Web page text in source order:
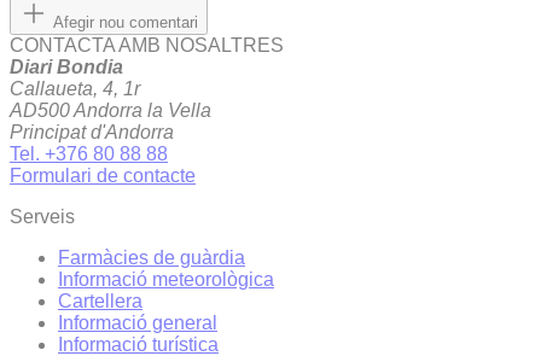
Afegir nou comentari
CONTACTA AMB NOSALTRES
Diari Bondia
Callaueta, 4, 1r
AD500 Andorra la Vella
Principat d'Andorra
Tel. +376 80 88 88
Formulari de contacte
Serveis
Farmàcies de guàrdia
Informació meteorològica
Cartellera
Informació general
Informació turística